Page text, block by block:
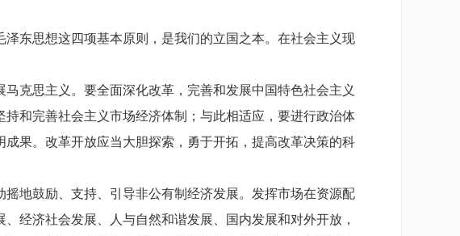
东思想这四项基本原则，是我们的立国之本。在社会主义现
思主义。要全面深化改革，完善和发展中国特色社会主义
和完善社会主义市场经济体制；与此相适应，要进行政治体
果。改革开放应当大胆探索，勇于开拓，提高改革决策的科
地鼓励、支持、引导非公有制经济发展。发挥市场在资源配
经济社会发展、人与自然和谐发展、国内发展和对外开放，